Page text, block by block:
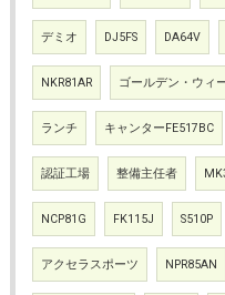
デミオ DJ5FS DA64V
NKR81AR ゴールデン・ウィ
ランチ キャンターFE517BC
認証工場 整備主任者
NCP81G FK115J S510P
アクセラスポーツ NPR85AN